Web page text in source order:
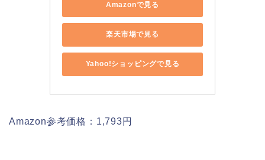
Amazonで見る
楽天市場で見る
Yahoo!ショッピングで見る
Amazon参考価格：1,793円